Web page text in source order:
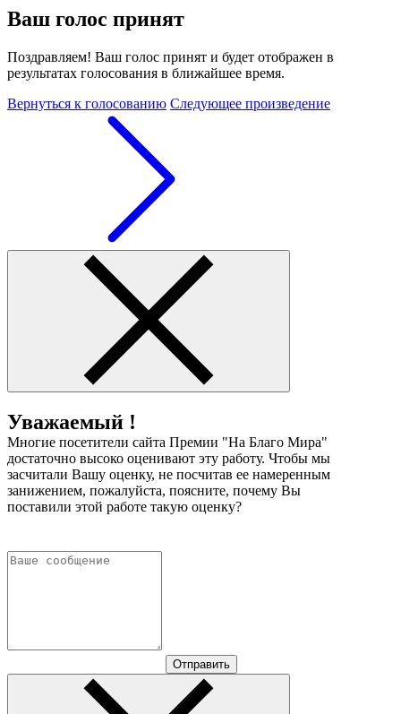
Ваш голос принят
Поздравляем! Ваш голос принят и будет отображен в
результатах голосования в ближайшее время.
Вернуться к голосованию Следующее произведение
Уважаемый !
Многие посетители сайта Премии "На Благо Мира"
достаточно высоко оценивают эту работу. Чтобы мы
засчитали Вашу оценку, не посчитав ее намеренным
занижением, пожалуйста, поясните, почему Вы
поставили этой работе такую оценку?
Отправить